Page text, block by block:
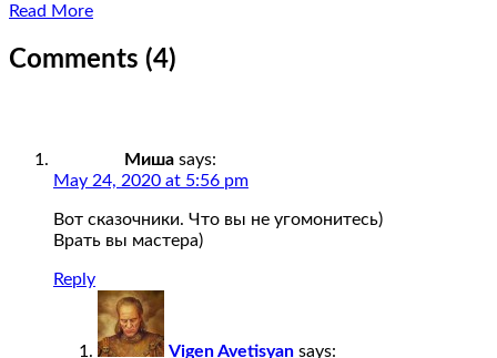
Read More
Comments (4)
Миша says:
May 24, 2020 at 5:56 pm
Вот сказочники. Что вы не угомонитесь)
Врать вы мастера)
Reply
Vigen Avetisyan says: